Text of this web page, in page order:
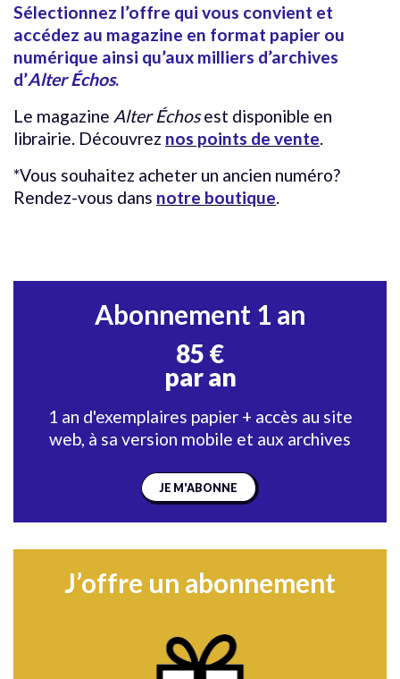
Sélectionnez l’offre qui vous convient et
accédez au magazine en format papier ou
numérique ainsi qu’aux milliers d’archives
d’Alter Échos.
Le magazine Alter Échosest disponible en
librairie. Découvrez nos points de vente
*Vous souhaitez acheter un ancien numéro?
Rendez-vous dans notre boutique
Abonnement 1 an
85 €
par an
1 an d'exemplaires papier + accès au site
web, à sa version mobile et aux archives
JE M'ABONNE
J’offre un abonnement